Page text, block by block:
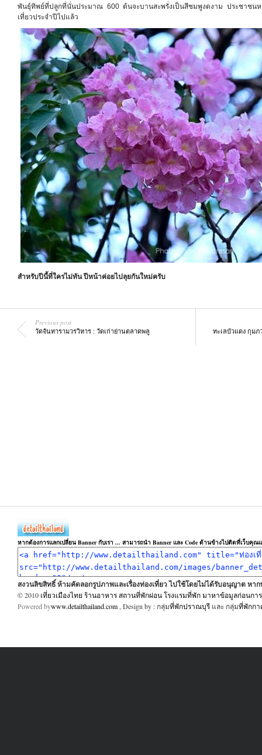
พันธุ์ทิพย์ที่ปลูกที่นั่นประมาณ 600 ต้นจะบานสะพรั่งเป็นสีชมพูงดงาม ประชาชนห
เที่ยวประจำปีไปแล้ว
สำหรับปีนี้ที่ใครไม่ทัน ปีหน้าค่อยไปลุยกันใหม่ครับ
Previous post
วัดจันทารามวรวิหาร : วัดเก่าย่านตลาดพลู ทะเลบัวแดง กุมภ
หากต้องการแลกเปลี่ยน Banner กับเรา ... สามารถนำ Banner และ Code ด้านข้างไปติดที่เว็บคุ
สงวนลิขสิทธิ์ ห้ามคัดลอกรูปภาพและเรื่องท่องเที่ยว ไปใช้โดยไม่ได้รับอนุญาต หา
© 2010 เที่ยวเมืองไทย ร้านอาหาร สถานที่พักผ่อน โรงแรมที่พัก มาหาข้อมูลก่อนการเ
Powered bywww.detailthailand.com , Design by : กลุ่มที่พักปราณบุรี และ กลุ่มที่พักกา